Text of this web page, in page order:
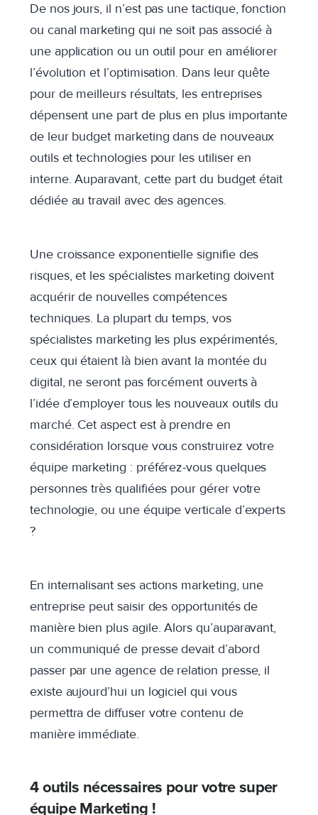
De nos jours, il n’est pas une tactique, fonction
ou canal marketing qui ne soit pas associé à
une application ou un outil pour en améliorer
l’évolution et l’optimisation. Dans leur quête
pour de meilleurs résultats, les entreprises
dépensent une part de plus en plus importante
de leur budget marketing dans de nouveaux
outils et technologies pour les utiliser en
interne. Auparavant, cette part du budget était
dédiée au travail avec des agences.
Une croissance exponentielle signifie des
risques, et les spécialistes marketing doivent
acquérir de nouvelles compétences
techniques. La plupart du temps, vos
spécialistes marketing les plus expérimentés,
ceux qui étaient là bien avant la montée du
digital, ne seront pas forcément ouverts à
l’idée d’employer tous les nouveaux outils du
marché. Cet aspect est à prendre en
considération lorsque vous construirez votre
équipe marketing : préférez-vous quelques
personnes très qualifiées pour gérer votre
technologie, ou une équipe verticale d’experts
?
En internalisant ses actions marketing, une
entreprise peut saisir des opportunités de
manière bien plus agile. Alors qu’auparavant,
un communiqué de presse devait d’abord
passer par une agence de relation presse, il
existe aujourd’hui un logiciel qui vous
permettra de diffuser votre contenu de
manière immédiate.
4 outils nécessaires pour votre super
équipe Marketing !